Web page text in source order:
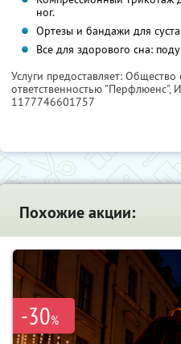
ног.
Ортезы и бандажи для
Все для здорового сна:
Услуги предоставляет:
ответственностью "Перфлюенс",
1177746601757
Похожие акции:
-30%